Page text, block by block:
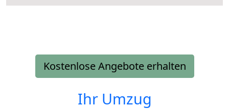
Kostenlose Angebote erhalten
Ihr Umzug